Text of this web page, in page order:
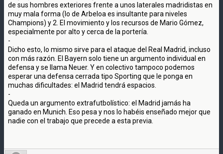
de sus hombres exteriores frente a unos laterales madridistas en
muy mala forma (lo de Arbeloa es insultante para niveles
Champions) y 2. El movimiento y los recursos de Mario Gómez,
especialmente por alto y cerca de la portería.
-
Dicho esto, lo mismo sirve para el ataque del Real Madrid, incluso
con más razón. El Bayern solo tiene un argumento individual en
defensa y se llama Neuer. Y en colectivo tampoco podemos
esperar una defensa cerrada tipo Sporting que le ponga en
muchas dificultades: el Madrid tendrá espacios.
-
Queda un argumento extrafutbolístico: el Madrid jamás ha
ganado en Munich. Eso pesa y nos lo habéis enseñado mejor que
nadie con el trabajo que precede a esta previa.